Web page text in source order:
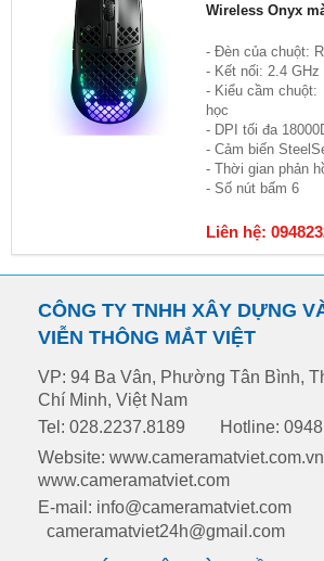
Wireless Onyx
- Đèn của chuột:
- Kết nối: 2.4
- Kiểu cầm chuột:
học
- DPI tối đa
- Cảm biến
- Thời gian phản
- Số nút bấm 6
Liên hệ:
CÔNG TY TNHH XÂY DỰNG
VIỄN THÔNG MẮT VIỆT
VP: 94 Ba Vân, Phường Tân Bình,
Chí Minh, Việt Nam
Tel: 028.2237.8189
Hotline:
Website: www.cameramatviet.com.vn
www.cameramatviet.com
E-mail: info@cameramatviet.com
cameramatviet24h@gmail.com